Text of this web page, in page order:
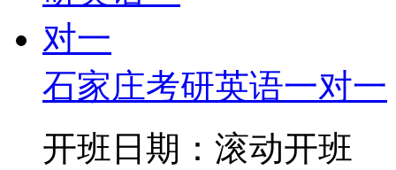
石家庄考研英语一对一
开班日期：滚动开班